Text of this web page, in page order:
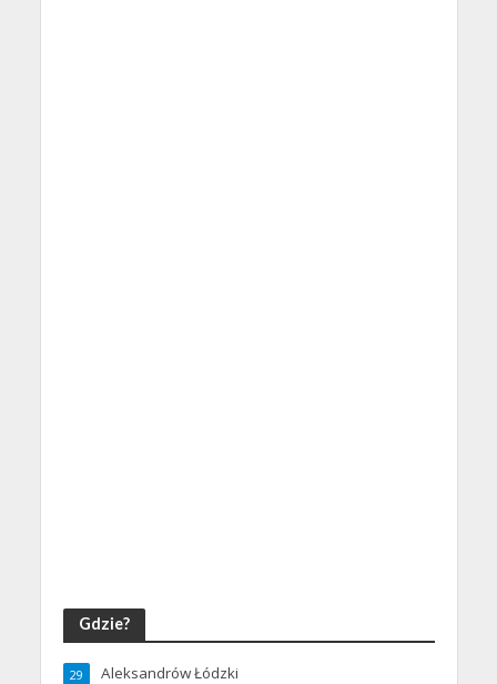
Gdzie?
Aleksandrów Łódzki
29